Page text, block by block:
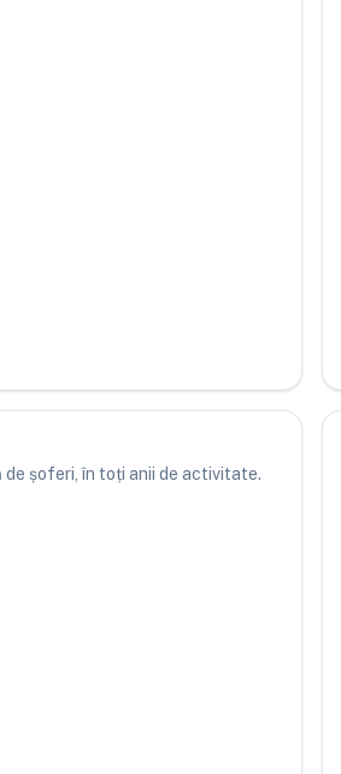
șoferi, în toți anii de activitate.